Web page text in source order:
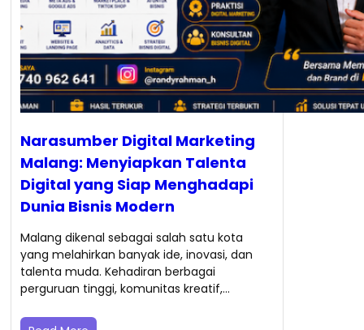
Narasumber Digital Marketing
Malang: Menyiapkan Talenta
Digital yang Siap Menghadapi
Dunia Bisnis Modern
Malang dikenal sebagai salah satu kota
yang melahirkan banyak ide, inovasi, dan
talenta muda. Kehadiran berbagai
perguruan tinggi, komunitas kreatif,…